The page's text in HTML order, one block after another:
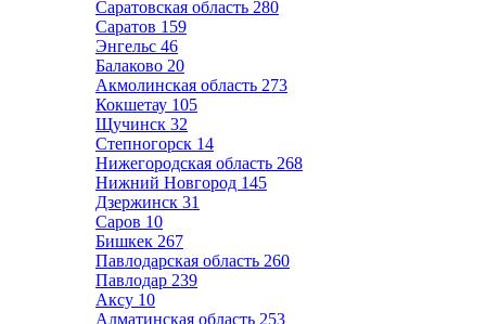
Саратовская область 280
Саратов 159
Энгельс 46
Балаково 20
Акмолинская область 273
Кокшетау 105
Щучинск 32
Степногорск 14
Нижегородская область 268
Нижний Новгород 145
Дзержинск 31
Саров 10
Бишкек 267
Павлодарская область 260
Павлодар 239
Аксу 10
Алматинская область 253